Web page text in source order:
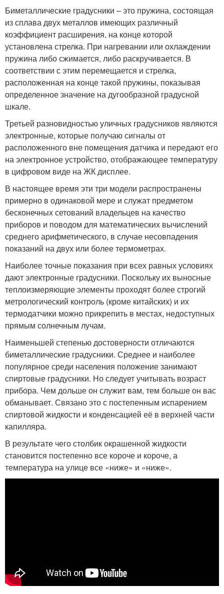
Биметаллические градусники – это пружина, состоящая
из сплава двух металлов имеющих различный
коэффициент расширения, на конце которой
установлена стрелка. При нагревании или охлаждении
пружина либо сжимается, либо раскручивается. В
соответствии с этим перемещается и стрелка,
расположенная на конце такой пружины, показывая
определенное значение на дугообразной градусной
шкале.
Третьей разновидностью уличных градусников являются
электронные, которые получаю сигналы от
расположенного вне помещения датчика и передают его
на электронное устройство, отображающее температуру
в цифровом виде на ЖК дисплее.
В настоящее время эти три модели распространены
примерно в одинаковой мере и служат предметом
бесконечных сетований владельцев на качество
приборов и поводом для математических вычислений
среднего арифметического, в случае несовпадения
показаний на двух или более термометрах.
Наиболее точные показания при всех равных условиях
дают электронные градусники. Поскольку их выносные
теплоизмеряющие элементы проходят более строгий
метрологический контроль (кроме китайских) и их
термодатчики можно прикрепить в местах, недоступных
прямым солнечным лучам.
Наименьшей степенью достоверности отличаются
биметаллические градусники. Среднее и наиболее
популярное среди населения положение занимают
спиртовые градусники. Но следует учитывать возраст
прибора. Чем дольше он служит вам, тем больше он вас
обманывает. Связано это с постепенным испарением
спиртовой жидкости и конденсацией её в верхней части
капилляра.
В результате чего столбик окрашенной жидкости
становится постепенно все короче и короче, а
температура на улице все «ниже» и «ниже».